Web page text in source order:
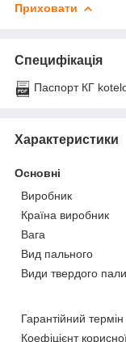
Приховати
Специфікація
Паспорт КГ
Характеристики
Основні
Виробник
Країна виробник
Вага
Вид пального
Види твердого
Гарантійний термін
Коефіцієнт корисної